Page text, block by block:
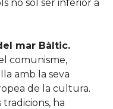
no sol ser inferior a
mar Bàltic.
comunisme,
amb la seva
de la cultura.
ha